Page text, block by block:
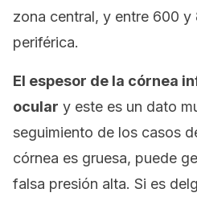
zona central, y entre 600 y
periférica.
El espesor de la córnea
ocular y este es un dato
seguimiento de los casos
córnea es gruesa, puede
falsa presión alta. Si es